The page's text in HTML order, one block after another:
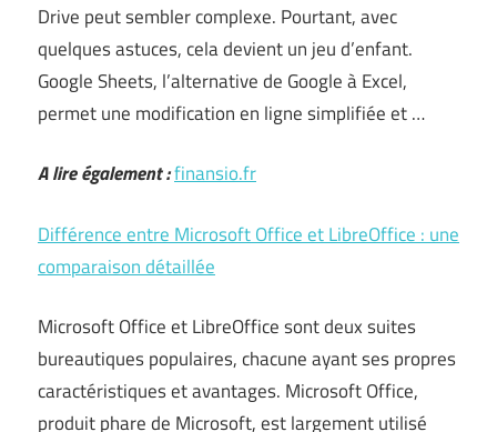
Drive peut sembler complexe. Pourtant, avec
quelques astuces, cela devient un jeu d’enfant.
Google Sheets, l’alternative de Google à Excel,
permet une modification en ligne simplifiée et …
A lire également :finansio.fr
Différence entre Microsoft Office et LibreOffice : une
comparaison détaillée
Microsoft Office et LibreOffice sont deux suites
bureautiques populaires, chacune ayant ses propres
caractéristiques et avantages. Microsoft Office,
produit phare de Microsoft, est largement utilisé